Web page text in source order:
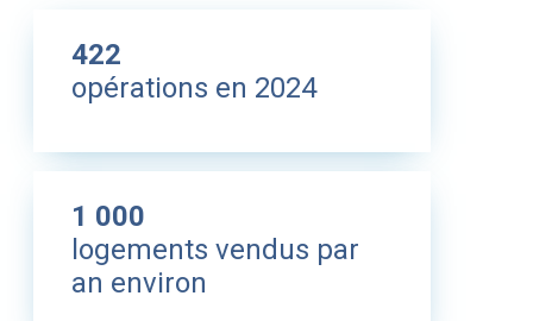
422
opérations en 2024
1 000
logements vendus par
an environ